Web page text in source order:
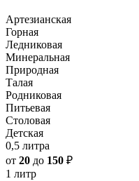
Артезианская
Горная
Ледниковая
Минеральная
Природная
Талая
Родниковая
Питьевая
Столовая
Детская
0,5 литра
от 20 до 150 ₽
1 литр